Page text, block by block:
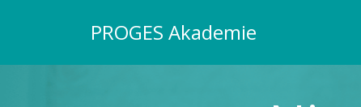
PROGES Akademie